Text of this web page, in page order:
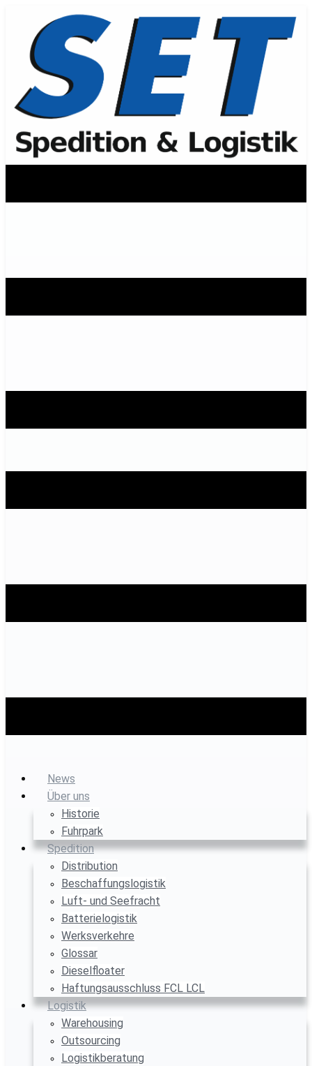
News
Über uns
Historie
Fuhrpark
Spedition
Distribution
Beschaffungslogistik
Luft- und Seefracht
Batterielogistik
Werksverkehre
Glossar
Dieselfloater
Haftungsausschluss FCL LCL
Logistik
Warehousing
Outsourcing
Logistikberatung